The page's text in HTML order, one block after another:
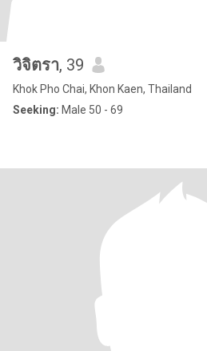
วิจิตรา, 39
Khok Pho Chai, Khon Kaen, Thailand
Seeking: Male 50 - 69